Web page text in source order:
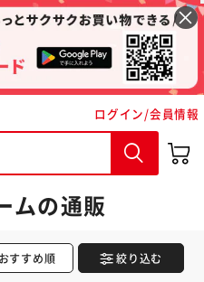
ログイン/会員情報
ムの通販
おすすめ順 絞り込む